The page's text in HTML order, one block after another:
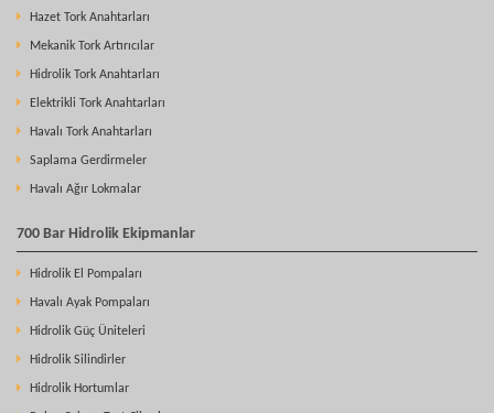
Hazet Tork Anahtarları
Mekanik Tork Artırıcılar
Hidrolik Tork Anahtarları
Elektrikli Tork Anahtarları
Havalı Tork Anahtarları
Saplama Gerdirmeler
Havalı Ağır Lokmalar
700 Bar Hidrolik Ekipmanlar
Hidrolik El Pompaları
Havalı Ayak Pompaları
Hidrolik Güç Üniteleri
Hidrolik Silindirler
Hidrolik Hortumlar